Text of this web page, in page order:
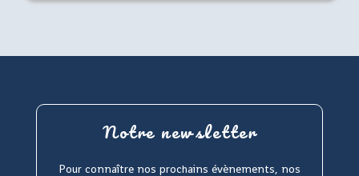
Notre newsletter
Pour connaître nos prochains évènements, nos